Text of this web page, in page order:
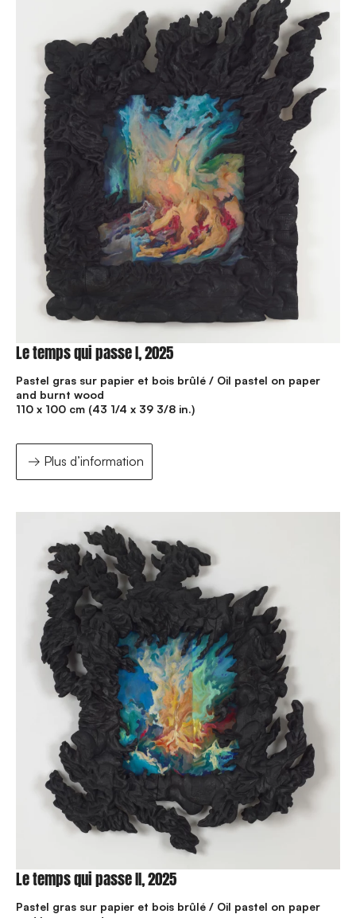
Le temps qui passe I, 2025
Pastel gras sur papier et bois brûlé / Oil pastel on paper
and burnt wood
110 x 100 cm (43 1/4 x 39 3/8 in.)
Plus d’information
Le temps qui passe II, 2025
Pastel gras sur papier et bois brûlé / Oil pastel on paper